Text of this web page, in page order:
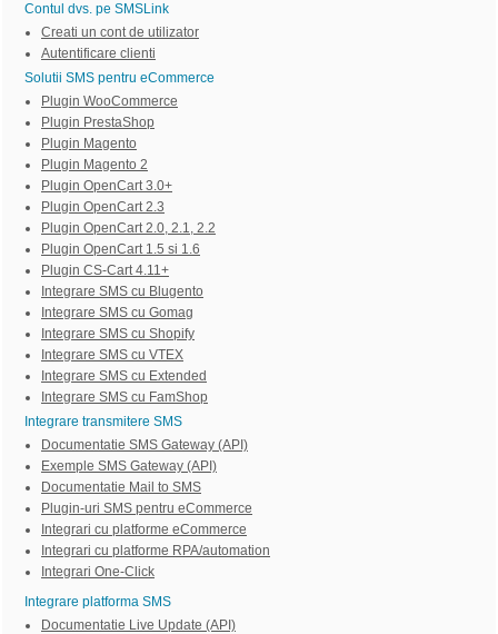
Contul dvs. pe SMSLink
Creati un cont de utilizator
Autentificare clienti
Solutii SMS pentru eCommerce
Plugin WooCommerce
Plugin PrestaShop
Plugin Magento
Plugin Magento 2
Plugin OpenCart 3.0+
Plugin OpenCart 2.3
Plugin OpenCart 2.0, 2.1, 2.2
Plugin OpenCart 1.5 si 1.6
Plugin CS-Cart 4.11+
Integrare SMS cu Blugento
Integrare SMS cu Gomag
Integrare SMS cu Shopify
Integrare SMS cu VTEX
Integrare SMS cu Extended
Integrare SMS cu FamShop
Integrare transmitere SMS
Documentatie SMS Gateway (API)
Exemple SMS Gateway (API)
Documentatie Mail to SMS
Plugin-uri SMS pentru eCommerce
Integrari cu platforme eCommerce
Integrari cu platforme RPA/automation
Integrari One-Click
Integrare platforma SMS
Documentatie Live Update (API)